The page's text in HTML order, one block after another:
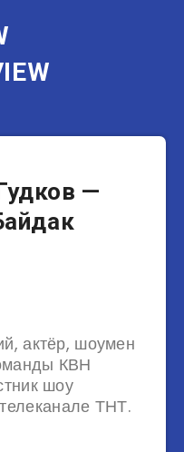
—
актёр, шоумен
КВН
шоу
ТНТ.